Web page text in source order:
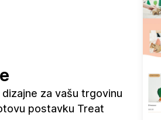
za vašu trgovinu
postavku Treat